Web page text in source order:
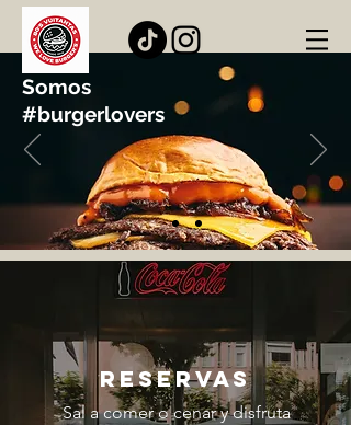
Somos
#burgerlovers
reservas
Sal a comer o cenar y disfruta